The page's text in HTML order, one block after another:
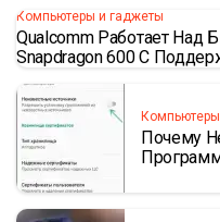
Компьютеры и гаджеты
Qualcomm Работает
Snapdragon 600 С
Почему